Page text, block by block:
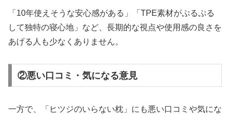
「10年使えそうな安心感がある」「TPE素材がぷるぷる
して独特の寝心地」など、長期的な視点や使用感の良さを
あげる人も少なくありません。
②悪い口コミ・気になる意見
一方で、「ヒツジのいらない枕」にも悪い口コミや気にな